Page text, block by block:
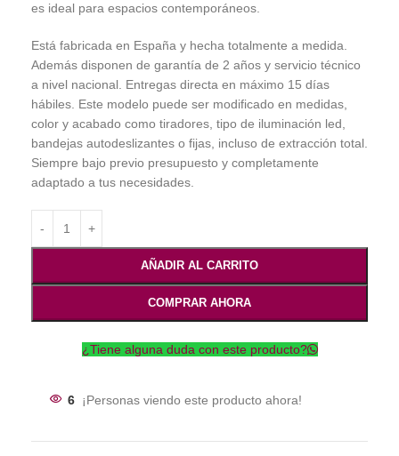
es ideal para espacios contemporáneos.
Está fabricada en España y hecha totalmente a medida.
Además disponen de garantía de 2 años y servicio técnico
a nivel nacional. Entregas directa en máximo 15 días
hábiles. Este modelo puede ser modificado en medidas,
color y acabado como tiradores, tipo de iluminación led,
bandejas autodeslizantes o fijas, incluso de extracción total.
Siempre bajo previo presupuesto y completamente
adaptado a tus necesidades.
AÑADIR AL CARRITO
COMPRAR AHORA
¿Tiene alguna duda con este producto?
6 ¡Personas viendo este producto ahora!